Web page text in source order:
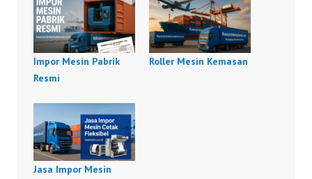
Impor Mesin Pabrik
Resmi
Roller Mesin Kemasan
Jasa Impor Mesin